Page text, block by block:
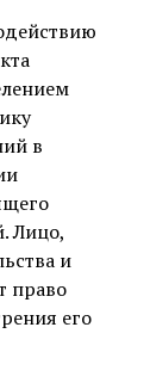
в
Лицо,
и
право
его